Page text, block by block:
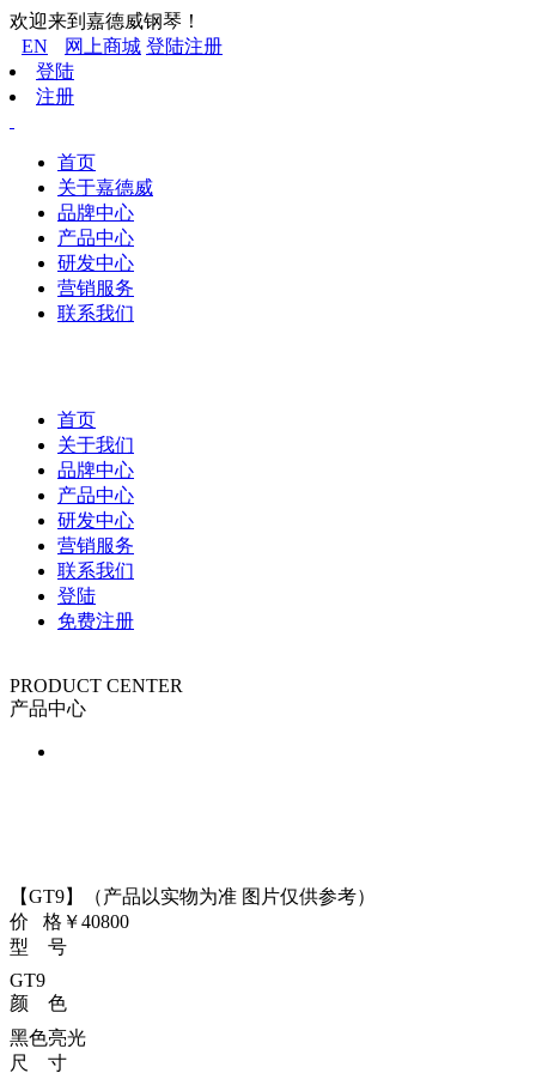
欢迎来到嘉德威钢琴！
EN
网上商城 登陆注册
登陆
注册
首页
关于嘉德威
品牌中心
产品中心
研发中心
营销服务
联系我们
首页
关于我们
品牌中心
产品中心
研发中心
营销服务
联系我们
登陆
免费注册
PRODUCT CENTER
产品中心
【GT9】（产品以实物为准 图片仅供参考）
价 格 ￥40800
型 号
GT9
颜 色
黑色亮光
尺 寸